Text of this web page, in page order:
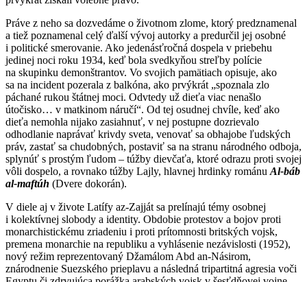
Práve z neho sa dozvedáme o životnom zlome, ktorý predznamenal
a tiež poznamenal celý ďalší vývoj autorky a predurčil jej osobné
i politické smerovanie. Ako jedenásťročná dospela v priebehu
jedinej noci roku 1934, keď bola svedkyňou streľby polície
na skupinku demonštrantov. Vo svojich pamätiach opisuje, ako
sa na incident pozerala z balkóna, ako prvýkrát „spoznala zlo
páchané rukou štátnej moci. Odvtedy už dieťa viac nenašlo
útočisko… v matkinom náručí“. Od tej osudnej chvíle, keď ako
dieťa nemohla nijako zasiahnuť, v nej postupne dozrievalo
odhodlanie naprávať krivdy sveta, venovať sa obhajobe ľudských
práv, zastať sa chudobných, postaviť sa na stranu národného odboja,
splynúť s prostým ľudom – túžby dievčaťa, ktoré odrazu proti svojej
vôli dospelo, a rovnako túžby Lajly, hlavnej hrdinky románu Al-báb
al-maftúh (Dvere dokorán).
V diele aj v živote Latífy az-Zajját sa prelínajú témy osobnej
i kolektívnej slobody a identity. Obdobie protestov a bojov proti
monarchistickému zriadeniu i proti prítomnosti britských vojsk,
premena monarchie na republiku a vyhlásenie nezávislosti (1952),
nový režim reprezentovaný Džamálom Abd an-Násirom,
znárodnenie Suezského prieplavu a následná tripartitná agresia voči